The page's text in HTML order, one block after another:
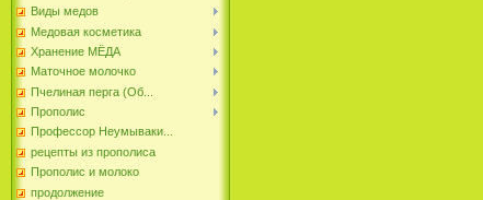
Виды медов
Медовая косметика
Хранение МЁДА
Маточное молочко
Пчелиная перга (Об...
Прополис
Профессор Неумываки...
рецепты из прополиса
Прополис и молоко
продолжение